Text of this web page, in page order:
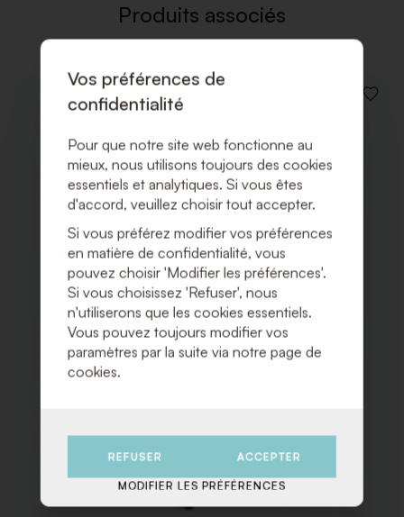
Produits associés
Vos préférences de
confidentialité
Pour que notre site web fonctionne au
mieux, nous utilisons toujours des cookies
essentiels et analytiques. Si vous êtes
d'accord, veuillez choisir tout accepter.
Si vous préférez modifier vos préférences
en matière de confidentialité, vous
pouvez choisir 'Modifier les préférences'.
Si vous choisissez 'Refuser', nous
n'utiliserons que les cookies essentiels.
Vous pouvez toujours modifier vos
paramètres par la suite via notre page de
cookies.
REFUSER ACCEPTER
MODIFIER LES PRÉFÉRENCES